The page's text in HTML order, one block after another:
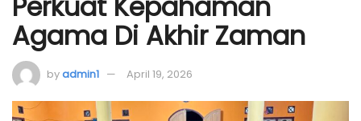
Agama Di Akhir Zaman
byadmin1 April 19, 2026